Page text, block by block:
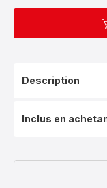
Description
Inclus en